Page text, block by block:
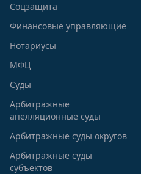
Соцзащита
Финансовые управляющие
Нотариусы
МФЦ
Суды
Арбитражные
апелляционные суды
Арбитражные суды округов
Арбитражные суды
субъектов